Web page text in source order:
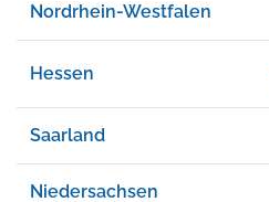
Nordrhein-Westfalen
Hessen
Saarland
Niedersachsen